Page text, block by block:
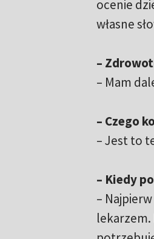
ocenie
własne
–
– Mam
– Czego
– Jest to
– Kiedy
–
lekarzem.